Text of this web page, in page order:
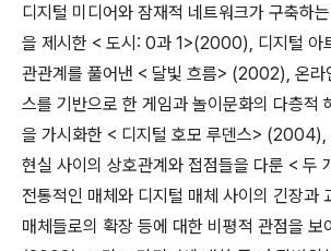
디지털 미디어와 잠재적 네트워크가 구축하
을 제시한 < 도시: 0과 1>(2000), 디지털 아
관관계를 풀어낸 < 달빛 흐름> (2002), 온라
스를 기반으로 한 게임과 놀이문화의 다층적
을 가시화한 < 디지털 호모 루덴스> (2004),
현실 사이의 상호관계와 접점들을 다룬 <
전통적인 매체와 디지털 매체 사이의 긴장과
매체들로의 확장 등에 대한 비평적 관점을 보